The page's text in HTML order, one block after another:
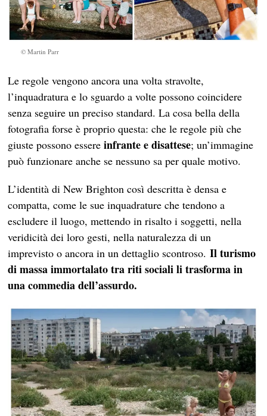
© Martin Parr
Le regole vengono ancora una volta stravolte,
l’inquadratura e lo sguardo a volte possono coincidere
senza seguire un preciso standard. La cosa bella della
fotografia forse è proprio questa: che le regole più che
giuste possono essere infrante e disattese; un’immagine
può funzionare anche se nessuno sa per quale motivo.
L’identità di New Brighton così descritta è densa e
compatta, come le sue inquadrature che tendono a
escludere il luogo, mettendo in risalto i soggetti, nella
veridicità dei loro gesti, nella naturalezza di un
imprevisto o ancora in un dettaglio scontroso.Il turismo
di massa immortalato tra riti sociali li trasforma in
una commedia dell’assurdo.